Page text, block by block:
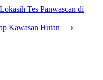
Tes Panwascan di
Kawasan Hutan ⟶